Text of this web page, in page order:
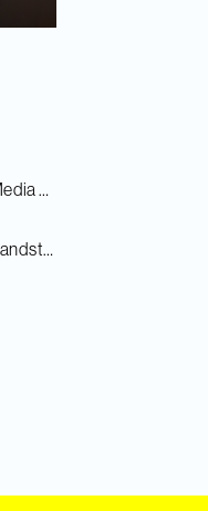
Lars Hilles gate 30, Bergen (Media City Bergen)
Advokatfirmaet Law.no AS, Randstad Digital & Finance Innovation